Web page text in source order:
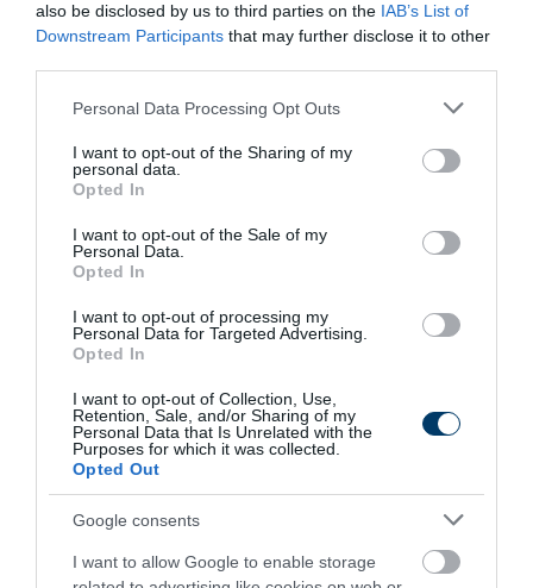
also be disclosed by us to third parties on the IAB’s List of
Downstream Participants that may further disclose it to other
Please note that this website/app uses one or more Google
not limited to your visit or usage behaviour. You may click to
grant or deny consent to Google and its third-party tags to
use your data for below specified purposes in below Google
consent section.
Personal Data Processing Opt Outs
I want to opt-out of the Sharing of my
personal data.
Opted In
I want to opt-out of the Sale of my
Personal Data.
Opted In
I want to opt-out of processing my
Personal Data for Targeted Advertising.
Opted In
I want to opt-out of Collection, Use,
Retention, Sale, and/or Sharing of my
Personal Data that Is Unrelated with the
Purposes for which it was collected.
Opted Out
Google consents
I want to allow Google to enable storage
Fungus Dries Up And Falls Off After The First
272 59
7 h 13 min